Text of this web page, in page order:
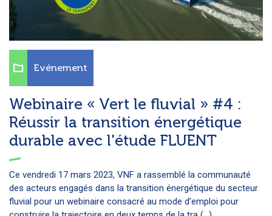
Webinaire « Vert le fluvial » #4 :
Réussir la transition énergétique
durable avec l'étude FLUENT
Ce vendredi 17 mars 2023, VNF a rassemblé la communauté
des acteurs engagés dans la transition énergétique du secteur
fluvial pour un webinaire consacré au mode d’emploi pour
Evénement